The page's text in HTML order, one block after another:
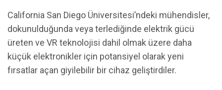
California San Diego Üniversitesi’ndeki mühendisler,
dokunulduğunda veya terlediğinde elektrik gücü
üreten ve VR teknolojisi dahil olmak üzere daha
küçük elektronikler için potansiyel olarak yeni
fırsatlar açan giyilebilir bir cihaz geliştirdiler.